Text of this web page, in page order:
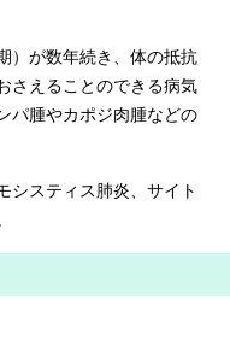
）が数年続き、体の抵抗
さえることのできる病気
パ腫やカポジ肉腫などの
システィス肺炎、サイト